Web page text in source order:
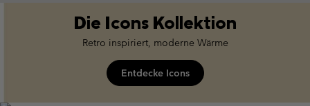
Die Icons Kollektion
Retro inspiriert, moderne Wärme
Entdecke Icons